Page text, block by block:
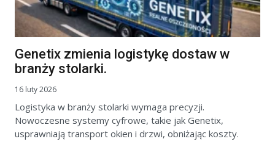
Genetix zmienia logistykę dostaw w
branży stolarki.
16 luty 2026
Logistyka w branży stolarki wymaga precyzji.
Nowoczesne systemy cyfrowe, takie jak Genetix,
usprawniają transport okien i drzwi, obniżając koszty.